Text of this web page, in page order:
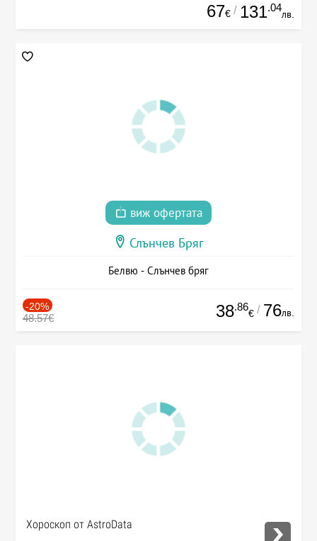
67€ / 131.04
лв.
виж офертата
Слънчев Бряг
Белвю - Слънчев бряг
-20%
48.57€ 38.86
€ / 76лв.
Хороскоп от AstroData